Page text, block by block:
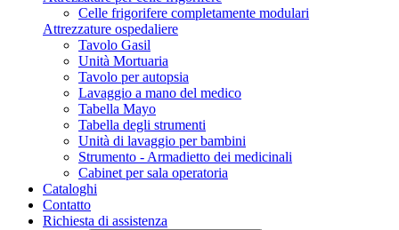
Celle frigorifere completamente modulari
Attrezzature ospedaliere
Tavolo Gasil
Unità Mortuaria
Tavolo per autopsia
Lavaggio a mano del medico
Tabella Mayo
Tabella degli strumenti
Unità di lavaggio per bambini
Strumento - Armadietto dei medicinali
Cabinet per sala operatoria
Cataloghi
Contatto
Richiesta di assistenza